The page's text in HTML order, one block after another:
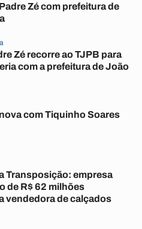
Zé com prefeitura de
Zé recorre ao TJPB para
com a prefeitura de João
com Tiquinho Soares
Transposição: empresa
de R$ 62 milhões
vendedora de calçados